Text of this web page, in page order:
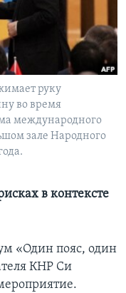
руку
во время
международного
зале Народного
в контексте
«Один пояс, один
КНР Си